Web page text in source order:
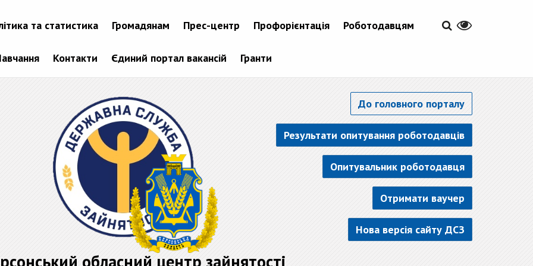
та статистика Громадянам Прес-центр Профорієнтація Роботодавцям
Контакти Єдиний портал вакансій Гранти
До головного порталу
Результати опитування роботодавців
Опитувальник роботодавця
Отримати ваучер
Нова версія сайту ДСЗ
обласний центр зайнятості